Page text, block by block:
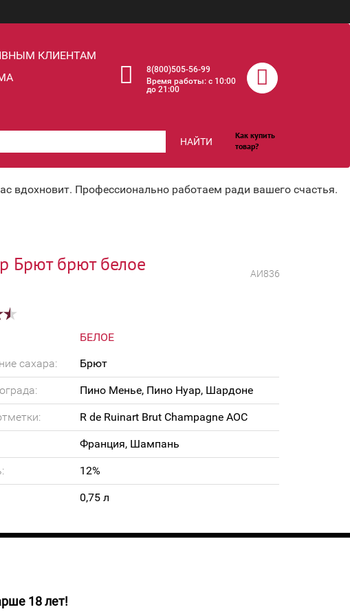
КЛИЕНТАМ
8(800)505-56-99
Время работы: c 10:00
до 21:00
НАЙТИ
Как купить
товар?
вдохновит. Профессионально работаем ради вашего счастья.
Брют брют белое
АИ836
БЕЛОЕ
сахара:
Брют
Пино Менье, Пино Нуар, Шардоне
R de Ruinart Brut Champagne AOC
Франция, Шампань
12%
0,75 л
яркого золотисто-жёлтого цвета с кристальным
18 лет!